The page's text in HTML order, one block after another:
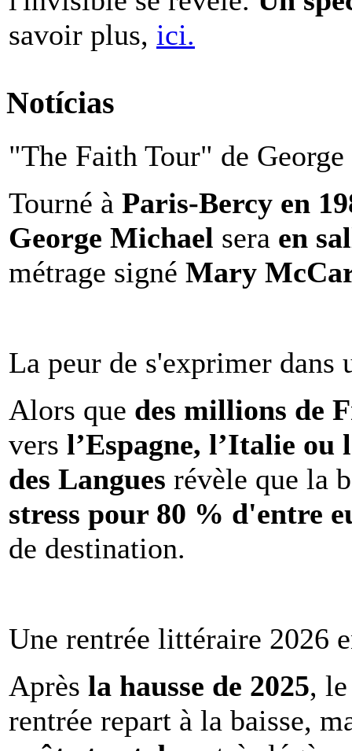
savoir plus, ici.
Notícias
"The Faith Tour" de
Tourné à Paris-Bercy en
George Michael sera en
métrage signé Mary
La peur de s'exprimer dans
Alors que des millions de
vers l’Espagne, l’Italie ou
des Langues révèle que la
stress pour 80 % d'entre
de destination.
Une rentrée littéraire 2026
Après la hausse de 2025,
rentrée repart à la baisse,